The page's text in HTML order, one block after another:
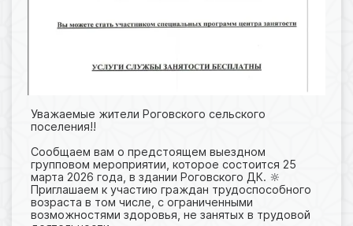
Уважаемые жители Роговского сельского
поселения‼️
Сообщаем вам о предстоящем выездном
групповом мероприятии, которое состоится 25
марта 2026 года, в здании Роговского ДК. 🔆
Приглашаем к участию граждан трудоспособного
возраста в том числе, с ограниченными
возможностями здоровья, не занятых в трудовой